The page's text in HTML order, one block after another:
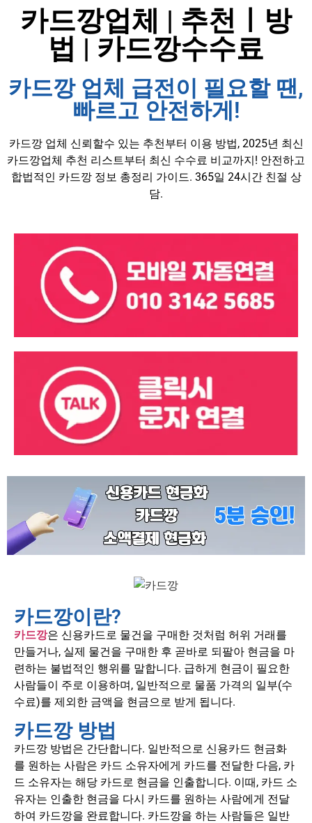
카드깡업체 | 추천ㅣ방
법 | 카드깡수수료
카드깡 업체 급전이 필요할 땐,
빠르고 안전하게!
카드깡 업체 신뢰할수 있는 추천부터 이용 방법, 2025년 최신
카드깡업체 추천 리스트부터 최신 수수료 비교까지! 안전하고
합법적인 카드깡 정보 총정리 가이드. 365일 24시간 친절 상
담.
카드깡이란?
카드깡은 신용카드로 물건을 구매한 것처럼 허위 거래를
만들거나, 실제 물건을 구매한 후 곧바로 되팔아 현금을 마
련하는 불법적인 행위를 말합니다. 급하게 현금이 필요한
사람들이 주로 이용하며, 일반적으로 물품 가격의 일부(수
수료)를 제외한 금액을 현금으로 받게 됩니다.
카드깡 방법
카드깡 방법은 간단합니다. 일반적으로 신용카드 현금화
를 원하는 사람은 카드 소유자에게 카드를 전달한 다음, 카
드 소유자는 해당 카드로 현금을 인출합니다. 이때, 카드 소
유자는 인출한 현금을 다시 카드를 원하는 사람에게 전달
하여 카드깡을 완료합니다. 카드깡을 하는 사람들은 일반